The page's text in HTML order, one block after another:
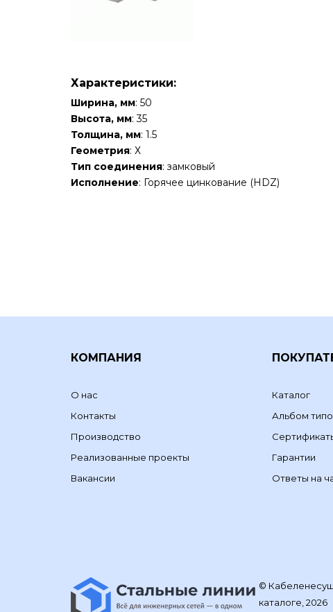
Характеристики:
Ширина, мм: 50
Высота, мм: 35
Толщина, мм: 1.5
Геометрия: Х
Тип соединения: замковый
Исполнение: Горячее цинкование (HDZ)
КОМПАНИЯ
О нас
Контакты
Производство
Реализованные проекты
Вакансии
Каталог
Альбом
Гарантии
Ответы на
©
каталоге, 2026